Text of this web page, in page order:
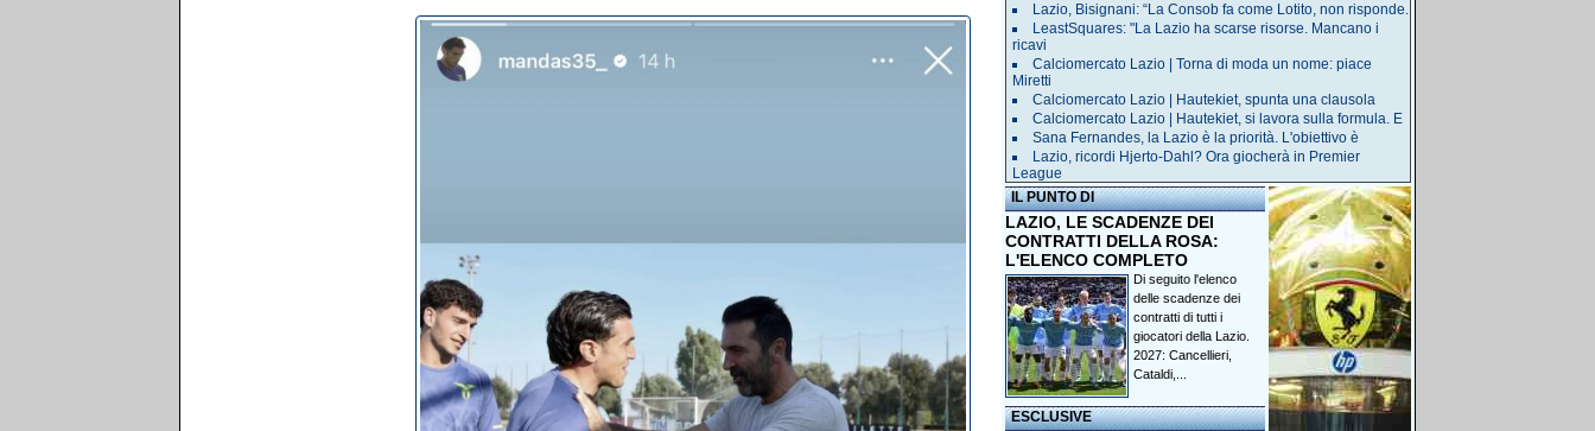
Lazio, Bisignani: “La Consob fa come Lotito, non risponde.
LeastSquares: "La Lazio ha scarse risorse. Mancano i
ricavi
Calciomercato Lazio | Torna di moda un nome: piace
Miretti
Calciomercato Lazio | Hautekiet, spunta una clausola
Calciomercato Lazio | Hautekiet, si lavora sulla formula. E
Sana Fernandes, la Lazio è la priorità. L'obiettivo è
Lazio, ricordi Hjerto-Dahl? Ora giocherà in Premier
League
IL PUNTO DI
LAZIO, LE SCADENZE DEI
CONTRATTI DELLA ROSA:
L'ELENCO COMPLETO
Di seguito l'elenco
delle scadenze dei
contratti di tutti i
giocatori della Lazio.
2027: Cancellieri,
Cataldi,...
ESCLUSIVE